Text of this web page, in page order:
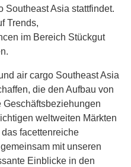
Southeast Asia stattfindet.
Trends,
im Bereich Stückgut
air cargo Southeast Asia
die den Aufbau von
weltweiten Märkten
facettenreiche
mit unseren
Einblicke in den